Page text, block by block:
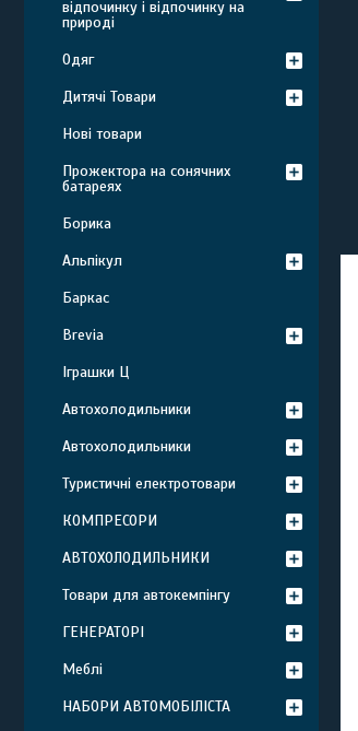
відпочинку і відпочинку на
природі
Одяг
Дитячі Товари
Нові товари
Прожектора на сонячних
батареях
Борика
Альпікул
Баркас
Brevia
Іграшки Ц
Автохолодильники
Автохолодильники
Туристичні електротовари
КОМПРЕСОРИ
АВТОХОЛОДИЛЬНИКИ
Товари для автокемпінгу
ГЕНЕРАТОРІ
Меблі
НАБОРИ АВТОМОБІЛІСТА